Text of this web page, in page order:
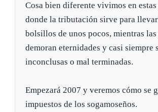
Cosa bien diferente vivimos en
donde la tributación sirve para
bolsillos de unos pocos, mientras las
demoran eternidades y casi siempre
inconclusas o mal terminadas.
Empezará 2007 y veremos cómo se
impuestos de los sogamoseños.